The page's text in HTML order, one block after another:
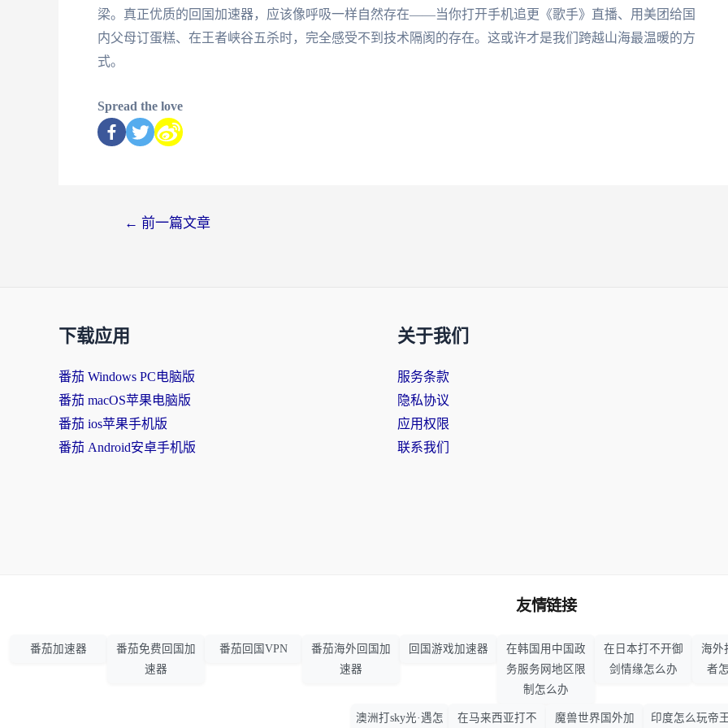
梁。真正优质的回国加速器，应该像呼吸一样自然存在——当你打开手机追更《歌手》直播、用美团给国
内父母订蛋糕、在王者峡谷五杀时，完全感受不到技术隔阂的存在。这或许才是我们跨越山海最温暖的方
式。
Spread the love
← 前一篇文章
下载应用
番茄 Windows PC电脑版
番茄 macOS苹果电脑版
番茄 ios苹果手机版
番茄 Android安卓手机版
关于我们
服务条款
隐私协议
应用权限
联系我们
友情链接
番茄加速器
番茄免费回国加
速器
番茄回国VPN
番茄海外回国加
速器
回国游戏加速器
在韩国用中国政
务服务网地区限
制怎么办
在日本打不开御
剑情缘怎么办
海外
者
澳洲打sky光·遇怎 在马来西亚打不 魔兽世界国外加 印度怎么玩帝